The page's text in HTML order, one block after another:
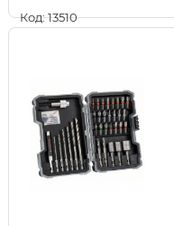
Код: 13510